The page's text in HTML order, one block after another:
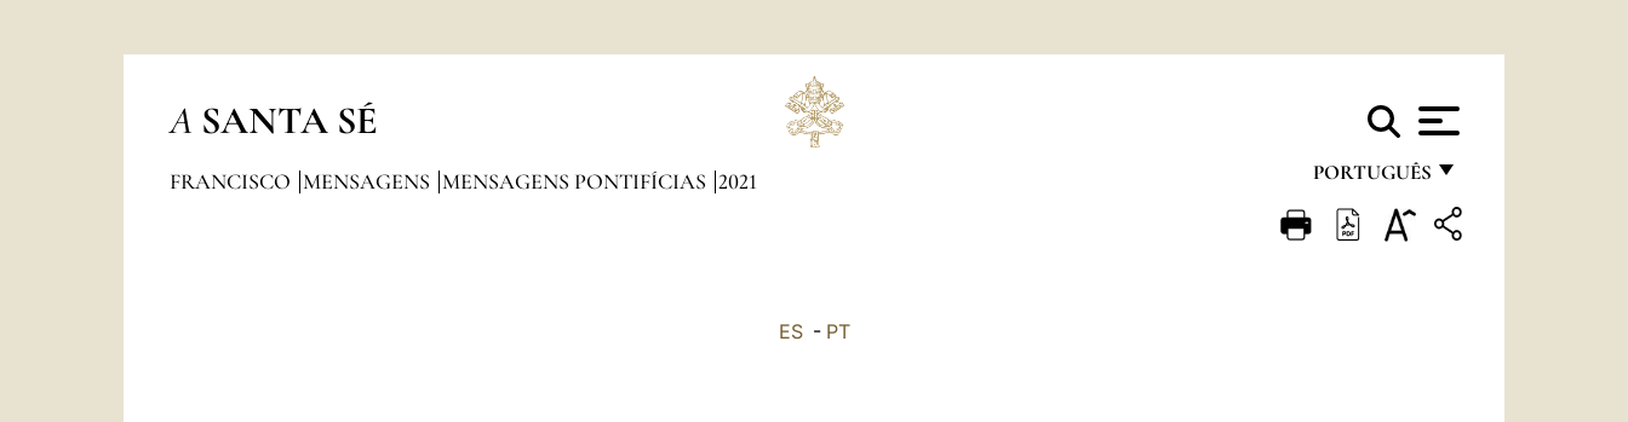
A SANTA SÉ
PORTUGUÊS
FRANÇAIS
FRANCISCO MENSAGENS MENSAGENS PONTIFÍCIAS 2021
ES- PT